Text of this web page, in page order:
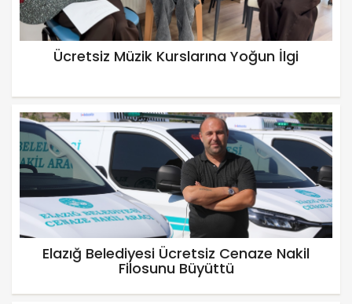
Ücretsiz Müzik Kurslarına Yoğun İlgi
Elazığ Belediyesi Ücretsiz Cenaze Nakil
Filosunu Büyüttü